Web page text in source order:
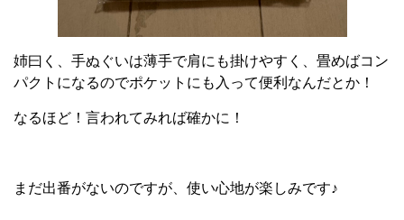
姉曰く、手ぬぐいは薄手で肩にも掛けやすく、畳めばコン
パクトになるのでポケットにも入って便利なんだとか！
なるほど！言われてみれば確かに！
まだ出番がないのですが、使い心地が楽しみです♪